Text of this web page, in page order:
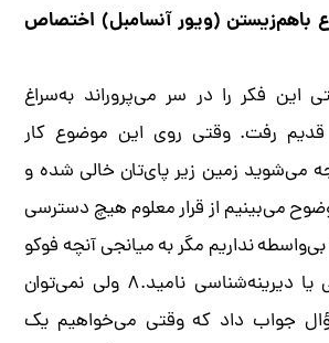
باهم‌زیستن (ویور آنسامبل) اختصاص
این فکر را در سر می‌پروراند به‌سراغ
قدیم رفت. وقتی روی این موضوع کار
می‌شوید زمین زیر پای‌تان خالی شده و
می‌بینیم از قرار معلوم هیچ دسترسی‌
نداریم مگر به میانجی آنچه فوکو
نوعی باستان‌شناسی یا دیرینه‌شناسی نامید.۸ ولی نمی‌توان
جواب داد که وقتی می‌خواهیم یک